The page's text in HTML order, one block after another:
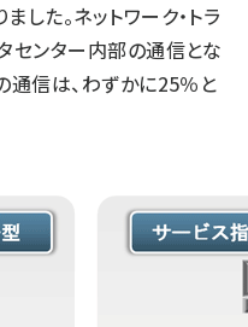
した。ネットワーク・トラ
センター内部の通信とな
通信は、わずかに25％と